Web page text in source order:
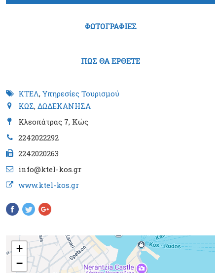
ΦΩΤΟΓΡΑΦΙΕΣ
ΠΩΣ ΘΑ ΕΡΘΕΤΕ
ΚΤΕΛ, Υπηρεσίες Τουρισμού
ΚΩΣ, ΔΩΔΕΚΑΝΗΣΑ
Κλεοπάτρας 7, Κώς
2242022292
2242020263
info@ktel-kos.gr
www.ktel-kos.gr
+
−